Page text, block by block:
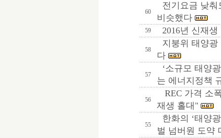
60
전기요금 낮춰
비슷했다
59 2016년 신재
58
지붕위 태양광
다
57
‘소규모 태양
는 에너지정책
56
REC 가격 소
재생 홀대"
55
한화의 ‘태양
벌 넘버원 도약